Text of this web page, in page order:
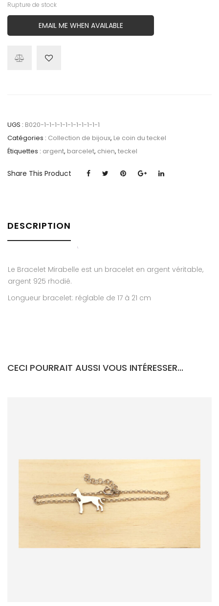
Rupture de stock
EMAIL ME WHEN AVAILABLE
UGS : B020-1-1-1-1-1-1-1-1-1-1-1
Catégories : Collection de bijoux, Le coin du teckel
Étiquettes : argent, barcelet, chien, teckel
Share This Product
DESCRIPTION
Le Bracelet Mirabelle est un bracelet en argent véritable,
argent 925 rhodié.
Longueur bracelet: réglable de 17 à 21 cm
CECI POURRAIT AUSSI VOUS INTÉRESSER...